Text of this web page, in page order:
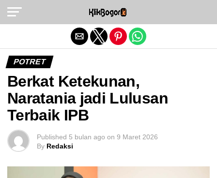
POTRET
Berkat Ketekunan,
Naratania jadi Lulusan
Terbaik IPB
Published 5 bulan ago on 9 Maret 2026
By Redaksi
Exit mobile version